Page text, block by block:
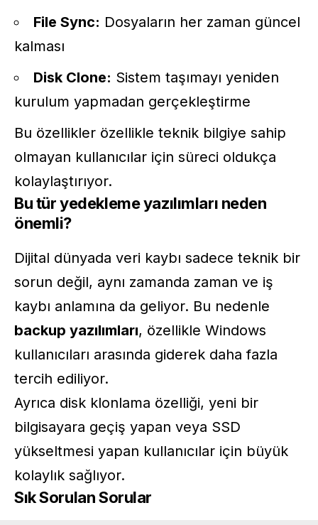
File Sync: Dosyaların her zaman güncel
kalması
Disk Clone: Sistem taşımayı yeniden
kurulum yapmadan gerçekleştirme
Bu özellikler özellikle teknik bilgiye sahip
olmayan kullanıcılar için süreci oldukça
kolaylaştırıyor.
Bu tür yedekleme yazılımları neden
önemli?
Dijital dünyada veri kaybı sadece teknik bir
sorun değil, aynı zamanda zaman ve iş
kaybı anlamına da geliyor. Bu nedenle
backup yazılımları, özellikle Windows
kullanıcıları arasında giderek daha fazla
tercih ediliyor.
Ayrıca disk klonlama özelliği, yeni bir
bilgisayara geçiş yapan veya SSD
yükseltmesi yapan kullanıcılar için büyük
kolaylık sağlıyor.
Sık Sorulan Sorular